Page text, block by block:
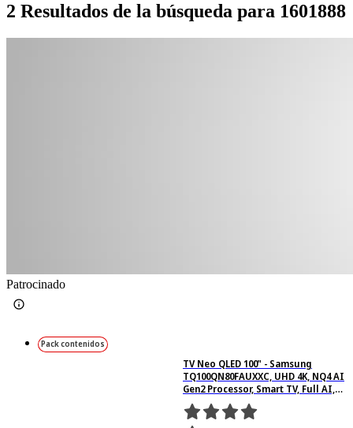
2 Resultados de la búsqueda para 1601888
Patrocinado
Pack contenidos
TV Neo QLED 100" - Samsung
TQ100QN80FAUXXC, UHD 4K, NQ4 AI
Gen2 Processor, Smart TV, Full AI,
Gris